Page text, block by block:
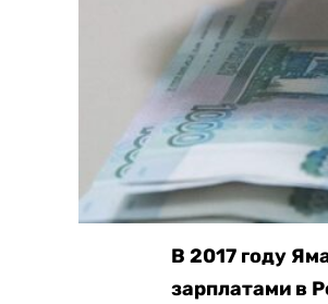
В 2017 году
зарплатами в